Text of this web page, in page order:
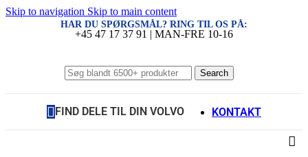
Skip to navigation Skip to main content
HAR DU SPØRGSMÅL? RING TIL OS PÅ:
+45 47 17 37 91 | MAN-FRE 10-16
Search
FIND DELE TIL DIN VOLVO KONTAKT